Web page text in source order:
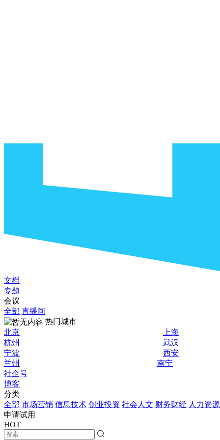
文档
专题
会议
全部 直播间
热门城市
北京
上海
杭州
武汉
宁波
西安
兰州
南宁
社企号
博客
分类
全部 市场营销 信息技术 创业投资 社会人文 财务财经 人力资源
申请试用
HOT